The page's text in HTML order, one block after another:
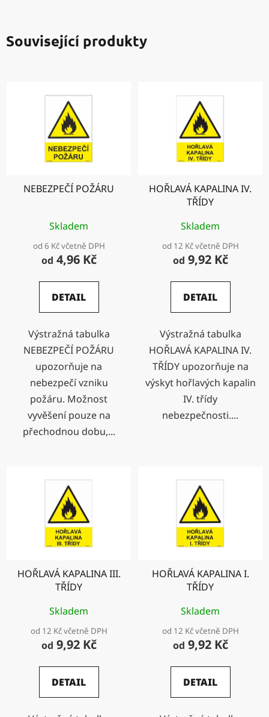
Související produkty
NEBEZPEČÍ POŽÁRU
Skladem
od 6 Kč včetně DPH
od 4,96 Kč
DETAIL
Výstražná tabulka
NEBEZPEČÍ POŽÁRU
upozorňuje na
nebezpečí vzniku
požáru. Možnost
vyvěšení pouze na
přechodnou dobu,...
HOŘLAVÁ KAPALINA IV.
TŘÍDY
Skladem
od 12 Kč včetně DPH
od 9,92 Kč
DETAIL
Výstražná tabulka
HOŘLAVÁ KAPALINA IV.
TŘÍDY upozorňuje na
výskyt hořlavých kapalin
IV. třídy
nebezpečnosti....
HOŘLAVÁ KAPALINA III.
TŘÍDY
Skladem
od 12 Kč včetně DPH
od 9,92 Kč
DETAIL
HOŘLAVÁ KAPALINA I.
TŘÍDY
Skladem
od 12 Kč včetně DPH
od 9,92 Kč
DETAIL